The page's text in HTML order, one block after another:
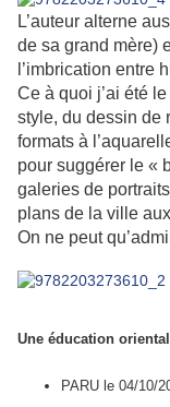
L’auteur alterne
de sa grand mère)
l’imbrication entre
Ce à quoi j’ai été
style, du dessin de
formats à
pour suggérer le «
galeries de
plans de la ville
On ne peut
Une éducation
PARU le 04/10/